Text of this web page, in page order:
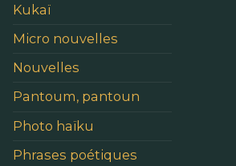
Kukaï
Micro nouvelles
Nouvelles
Pantoum, pantoun
Photo haïku
Phrases poétiques